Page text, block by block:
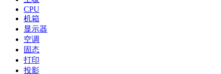
CPU
机箱
显示器
空调
固态
打印
投影